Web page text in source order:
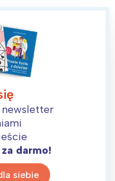
darmo!
siebie
z
Śląsk
Kraków
Południe
Północ